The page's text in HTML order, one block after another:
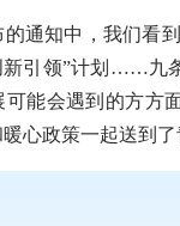
知中，我们看到
新引领”计划……九
可能会遇到的方方
心政策一起送到了